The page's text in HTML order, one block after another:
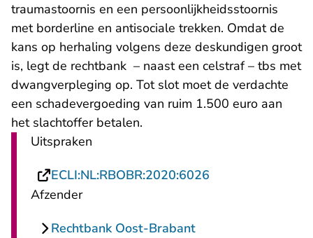
traumastoornis en een persoonlijkheidsstoornis
met borderline en antisociale trekken. Omdat de
kans op herhaling volgens deze deskundigen groot
is, legt de rechtbank – naast een celstraf – tbs met
dwangverpleging op. Tot slot moet de verdachte
een schadevergoeding van ruim 1.500 euro aan
het slachtoffer betalen.
Uitspraken
ECLI:NL:RBOBR:2020:6026
Afzender
Rechtbank Oost-Brabant